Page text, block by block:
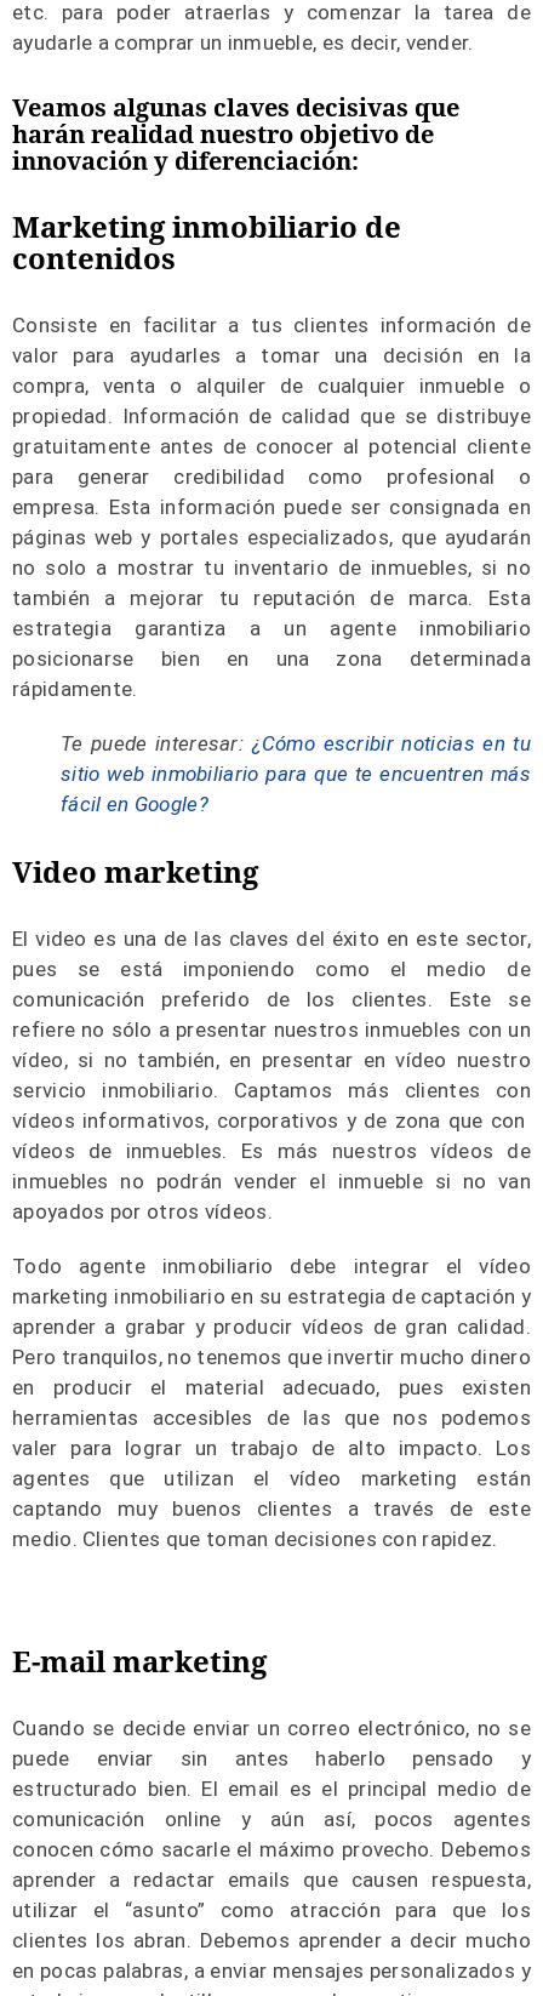
etc. para poder atraerlas y comenzar la tarea de
ayudarle a comprar un inmueble, es decir, vender.
Veamos algunas claves decisivas que
harán realidad nuestro objetivo de
innovación y diferenciación:
Marketinginmobiliario de
contenidos
Consiste en facilitar a tus clientes información de
valor para ayudarles a tomar una decisión en la
compra, venta o alquiler de cualquier inmueble o
propiedad. Información de calidad que se distribuye
gratuitamente antes de conocer al potencial cliente
para generar credibilidad como profesional o
empresa. Esta información puede ser consignada en
páginas web y portales especializados, que ayudarán
no solo a mostrar tu inventario de inmuebles, si no
también a mejorar tu reputación de marca. Esta
estrategia garantiza a un agente inmobiliario
posicionarse bien en una zona determinada
rápidamente.
Te puede interesar:¿Cómo escribir noticias en tu
sitio web inmobiliario para que te encuentren más
fácil en Google?
Video marketing
El video es una de las claves del éxito en este sector,
pues se está imponiendo como el medio de
comunicación preferido de los clientes. Este se
refiere no sólo a presentar nuestros inmuebles con un
vídeo, si no también, en presentar en vídeo nuestro
servicio inmobiliario. Captamos más clientes con
vídeos informativos, corporativos y de zona que con
vídeos de inmuebles. Es más nuestros vídeos de
inmuebles no podrán vender el inmueble si no van
apoyados por otros vídeos.
Todo agente inmobiliario debe integrar el vídeo
marketing inmobiliario en su estrategia de captación y
aprender a grabar y producir vídeos de gran calidad.
Pero tranquilos, no tenemos que invertir mucho dinero
en producir el material adecuado, pues existen
herramientas accesibles de las que nos podemos
valer para lograr un trabajo de alto impacto. Los
agentes que utilizan el vídeo marketing están
captando muy buenos clientes a través de este
medio. Clientes que toman decisiones con rapidez.
E-mailmarketing
Cuando se decide enviar un correo electrónico, no se
puede enviar sin antes haberlo pensado y
estructurado bien. El email es el principal medio de
comunicación online y aún así, pocos agentes
conocen cómo sacarle el máximo provecho. Debemos
aprender a redactar emails que causen respuesta,
utilizar el “asunto” como atracción para que los
clientes los abran. Debemos aprender a decir mucho
en pocas palabras, a enviar mensajes personalizados y